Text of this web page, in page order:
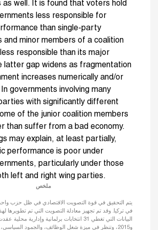
as well. It is found that voters hold
less responsible for
than single-party
and minor members of a coalition
responsible than its major
latter gap widens as fragmentation
increases numerically and/or
In governments involving many
with significantly different
of the junior coalition members
than suffer from a bad economy.
may explain, at least partially,
performance is poor under
particularly under those
left and right wing parties.
ملخص
يتم التحقيق في قوة التصويت الاقتصادي في ظل حزب
في تركيا. وقد تم تجهيز معادلة التصويت التي تم تطويرها
و2015، وتنظر في ميزة شغل الوظائف، والجمود